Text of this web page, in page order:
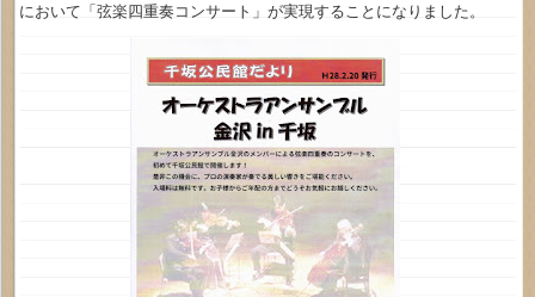
において「弦楽四重奏コンサート」が実現することになりました。